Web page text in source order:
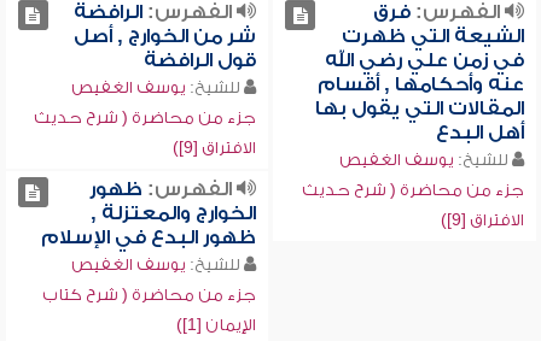
الفهرس:فرق
الشيعة التي ظهرت
في زمن علي رضي الله
عنه وأحكامها , أقسام
المقالات التي يقول بها
أهل البدع
للشيخ: يوسف الغفيص
جزء من محاضرة ( شرح حديث
الافتراق [9])
الفهرس:الرافضة
شر من الخوارج , أصل
قول الرافضة
للشيخ: يوسف الغفيص
جزء من محاضرة ( شرح حديث
الافتراق [9])
الفهرس: ظهور
الخوارج والمعتزلة ,
ظهور البدع في الإسلام
للشيخ: يوسف الغفيص
جزء من محاضرة ( شرح كتاب
الإيمان [1])